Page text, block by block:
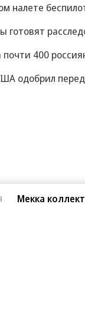
налете
готовят
400
одобрил
Мекка